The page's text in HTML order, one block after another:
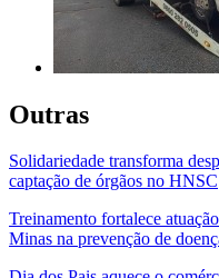
Outras
Solidariedade transforma
captação de órgãos no HNSC
Treinamento fortalece
Minas na prevenção de